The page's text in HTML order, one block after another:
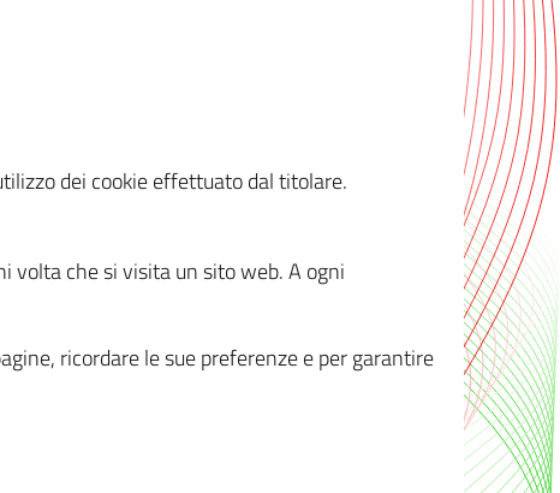
dei cookie effettuato dal titolare.
volta che si visita un sito web. A ogni
ricordare le sue preferenze e per garantire